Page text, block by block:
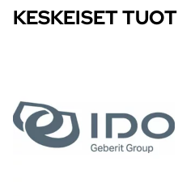
KESKEISET